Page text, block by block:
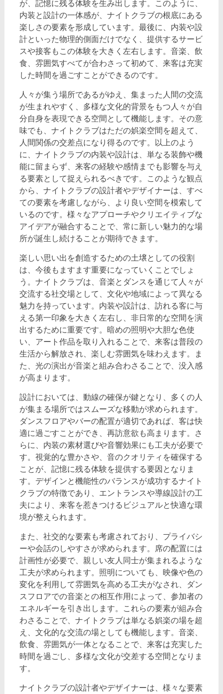
が、記憶に残る体験を生み出します。このように、
内装と設計の一体感が、ナイトクラブの根底にある
楽しさの要素を形成しています。最後に、内装や設
計といった物理的側面だけでなく、提供するサービ
スや接客もこの体験を大きく左右します。音楽、飲
食、雰囲気すべてが合わさって初めて、来客は充実
した時間を過ごすことができるのです。
人々が集う場所であるがゆえ、集まった人間の交流
が生まれやすく、多様な文化的背景をもつ人々が自
分自身を表現できる空間として機能します。その意
味でも、ナイトクラブはただの娯楽空間を超えて、
人間関係の交差点になり得るのです。以上のよう
に、ナイトクラブの内装や設計は、単なる装飾や機
能に留まらず、来客の経験や感情までも影響を与え
る要素として捉えられるべきです。このような観点
から、ナイトクラブの設計者やデザイナーは、すべ
ての要素を考慮しながら、より良い空間を模索して
いるのです。様々なアプローチやクリエイティブな
アイデアが融合することで、常に新しい魅力的な場
所が誕生し続けることが期待できます。
楽しい思い出を創造するための土壌としての役割
は、今後もますます重要になっていくことでしょ
う。ナイトクラブは、音楽とダンスを通じて人々が
交流する社交場として、文化や地域によって異なる
魅力を持っています。内装や設計は、訪れる客に与
える第一印象を大きく左右し、非日常的な空間を演
出するために重要です。暗めの照明や大胆な色使
い、アート作品を取り入れることで、来客は普段の
生活から解放され、楽しむ雰囲気を味わえます。ま
た、光の演出が音楽と組み合わさることで、没入感
が高まります。
設計においては、動線の確保が鍵となり、多くの人
が集まる場所ではスムーズな移動が求められます。
ダンスフロアやバーの配置が適切であれば、客は快
適に過ごすことができ、再訪意欲も高まります。さ
らに、内装の素材選びや音響効果にも工夫が必要で
す。視覚的な豊かさや、音のクオリティを確保する
ことが、記憶に残る体験を提供する要因となりま
す。デザインと機能性のバランスが成功するナイト
クラブの特徴であり、エントランスや導線設計の工
夫により、来客を惹きつけるビジュアルと快適な環
境が整えられます。
また、社交的な要素も考慮されており、プライバシ
ーや会話のしやすさが求められます。席の配置には
計画性が必要で、親しい友人同士が集まれるような
工夫が求められます。照明についても、映像や色の
変化を利用して雰囲気を高める工夫がなされ、ダン
スフロアでの音楽との相互作用によって、参加者の
エネルギーを引き出します。これらの要素が組み合
わさることで、ナイトクラブは単なる娯楽の場を超
え、文化的な交流の場としても機能します。音楽、
飲食、雰囲気が一体となることで、来客は充実した
時間を過ごし、多様な文化が交差する空間となりま
す。
ナイトクラブの設計者やデザイナーは、様々な要素